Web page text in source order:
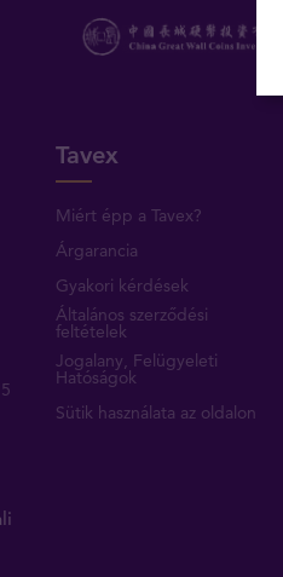
Tavex
Miért épp a Tavex?
Árgarancia
Gyakori kérdések
Általános szerződési
feltételek
Jogalany, Felügyeleti
Hatóságok
Sütik használata az oldalon